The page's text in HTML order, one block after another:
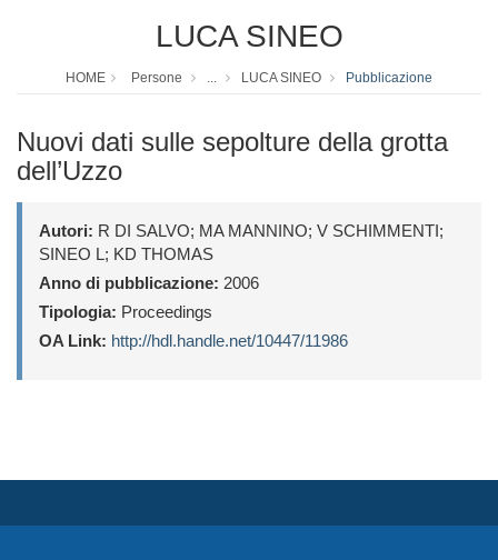
LUCA SINEO
HOME Persone ... LUCA SINEO Pubblicazione
Nuovi dati sulle sepolture della grotta
dell’Uzzo
Autori: R DI SALVO; MA MANNINO; V SCHIMMENTI;
SINEO L; KD THOMAS
Anno di pubblicazione: 2006
Tipologia: Proceedings
OA Link: http://hdl.handle.net/10447/11986